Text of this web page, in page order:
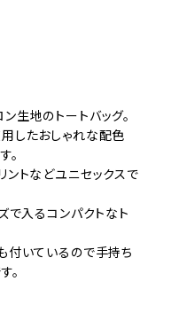
生地のトートバッグ。
したおしゃれな配色
。
トなどユニセックスで
で入るコンパクトなト
付いているので手持ち
。